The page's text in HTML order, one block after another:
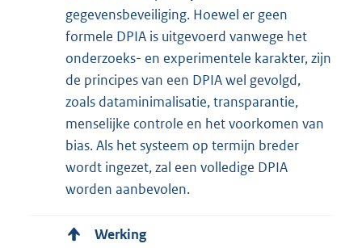
gegevensbeveiliging. Hoewel er geen
formele DPIA is uitgevoerd vanwege het
onderzoeks- en experimentele karakter, zijn
de principes van een DPIA wel gevolgd,
zoals dataminimalisatie, transparantie,
menselijke controle en het voorkomen van
bias. Als het systeem op termijn breder
wordt ingezet, zal een volledige DPIA
worden aanbevolen.
Werking